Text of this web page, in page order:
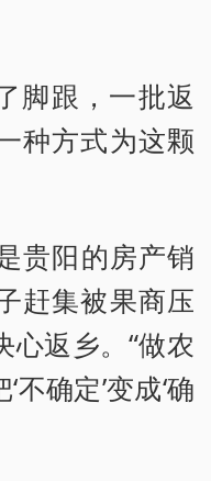
脚跟，一批返
种方式为这颗
贵阳的房产销
赶集被果商压
心返乡。“做农
确定’变成‘确